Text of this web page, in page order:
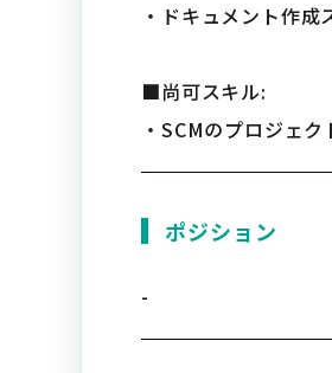
・ドキュメント作成
■尚可スキル:
・SCMのプロジェク
ポジション
-